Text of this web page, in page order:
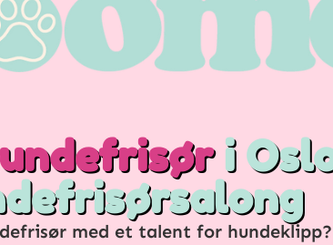
i
med et talent for